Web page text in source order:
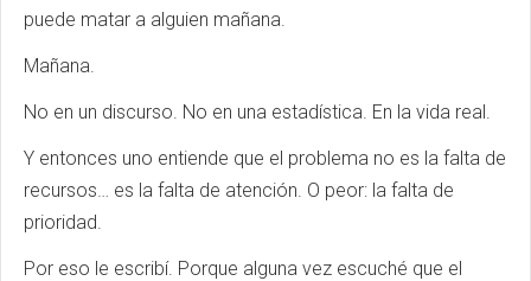
puede matar a alguien mañana.
Mañana.
No en un discurso. No en una estadística. En la vida real.
Y entonces uno entiende que el problema no es la falta de
recursos… es la falta de atención. O peor: la falta de
prioridad.
Por eso le escribí. Porque alguna vez escuché que el